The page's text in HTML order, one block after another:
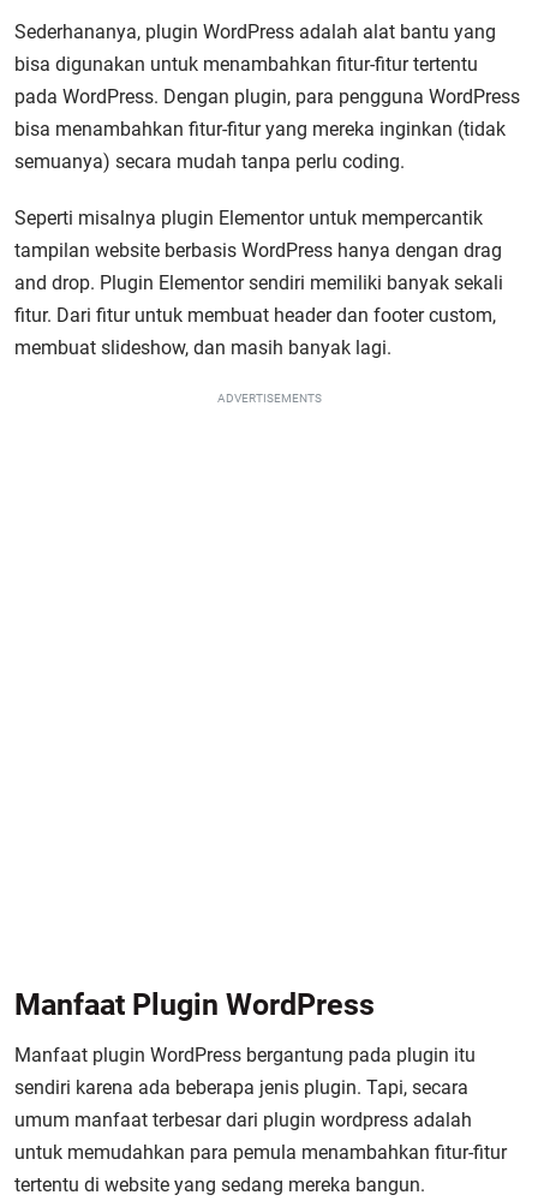
Sederhananya, plugin WordPress adalah alat bantu yang
bisa digunakan untuk menambahkan fitur-fitur tertentu
pada WordPress. Dengan plugin, para pengguna WordPress
bisa menambahkan fitur-fitur yang mereka inginkan (tidak
semuanya) secara mudah tanpa perlu coding.
Seperti misalnya plugin Elementor untuk mempercantik
tampilan website berbasis WordPress hanya dengan drag
and drop. Plugin Elementor sendiri memiliki banyak sekali
fitur. Dari fitur untuk membuat header dan footer custom,
membuat slideshow, dan masih banyak lagi.
ADVERTISEMENTS
Manfaat Plugin WordPress
Manfaat plugin WordPress bergantung pada plugin itu
sendiri karena ada beberapa jenis plugin. Tapi, secara
umum manfaat terbesar dari plugin wordpress adalah
untuk memudahkan para pemula menambahkan fitur-fitur
tertentu di website yang sedang mereka bangun.